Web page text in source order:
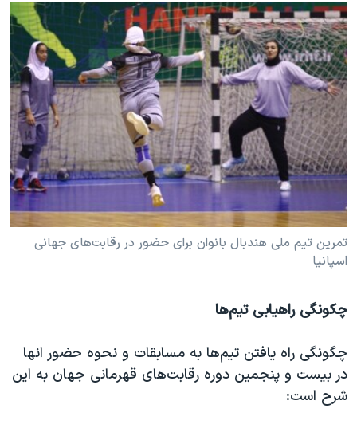
تمرین تیم ملی هندبال بانوان برای حضور در رقابت‌های جهانی
اسپانیا
چکونگی راهیابی تیم‌ها
چگونگی راه یافتن تیم‌ها به مسابقات و نحوه حضور انها
در بیست ‌و ‌پنجمین دوره رقابت‌های قهرمانی جهان به این
شرح است: